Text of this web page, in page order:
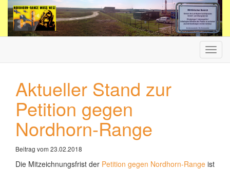
ein-/
Aktueller Stand zur
Petition gegen
Nordhorn-Range
Beitrag vom 23.02.2018
Die Mitzeichnungsfrist der Petition gegen Nordhorn-Range ist